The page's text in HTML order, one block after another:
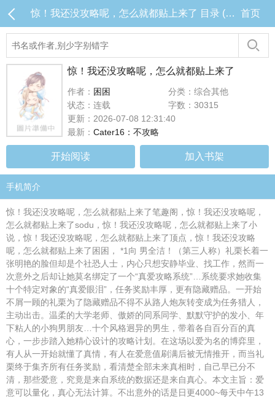
惊！我还没攻略呢，怎么就都贴上来了 目录 (共16章) 首页
惊！我还没攻略呢，怎么就都贴上来了
作者： 困困
分类：综合其他
状态：连载
字数：30315
更新：2026-07-08 12:31:40
最新： Cater16：不攻略
开始阅读 加入书架
手机简介
惊！我还没攻略呢，怎么就都贴上来了笔趣阁，惊！我还没攻略呢，
怎么就都贴上来了sodu，惊！我还没攻略呢，怎么就都贴上来了小
说，惊！我还没攻略呢，怎么就都贴上来了顶点，惊！我还没攻略
呢，怎么就都贴上来了困困， *1向 男全洁！（第三人称）礼栗长着一
张明艳的脸但却是个社恐人士，内心只想安静毕业、找工作，然而一
次意外之后却让她莫名绑定了一个“真爱攻略系统”…系统要求她收集
十个特定对象的“真爱眼泪”，任务奖励丰厚，更有隐藏赠品。一开始
不屑一顾的礼栗为了隐藏赠品不得不从路人炮灰转变成为任务猎人，
主动出击。温柔的大学老师、傲娇的同系同学、默默守护的发小、年
下粘人的小狗男朋友…十个风格迥异的男生，带着各自百分百的真
心，一步步踏入她精心设计的攻略计划。在这场以爱为名的博弈里，
有人从一开始就懂了真情，有人在爱意值刷满后被无情推开，而当礼
栗终于集齐所有任务奖励，看清楚全部未来真相时，自己早已分不
清，那些爱意，究竟是来自系统的数据还是来自真心。本文主旨：爱
意可以量化，真心无法计算。不出意外的话是日更4000~每天中午13